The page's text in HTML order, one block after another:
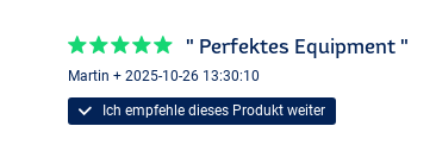
" Perfektes Equipment "
Martin + 2025-10-26 13:30:10
Ich empfehle dieses Produkt weiter